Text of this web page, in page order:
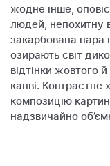
жодне інше,
людей, непохитну
закарбована пара
озирають світ
відтінки жовтого
канві. Контрастне
композицію
надзвичайно